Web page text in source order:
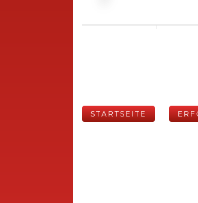
STARTSEITE